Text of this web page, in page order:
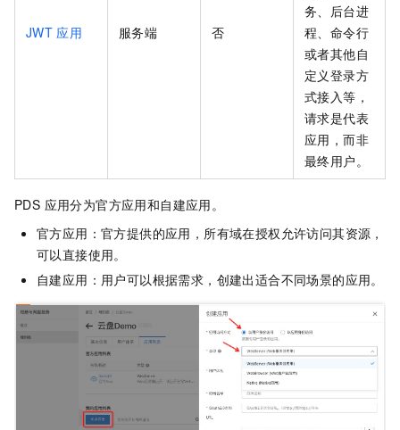
JWT 应用 服务端 否
务、后台进
程、命令行
或者其他自
定义登录方
式接入等，
请求是代表
应用，而非
最终用户。
PDS 应用分为官方应用和自建应用。
官方应用：官方提供的应用，所有域在授权允许访问其资源，
可以直接使用。
自建应用：用户可以根据需求，创建出适合不同场景的应用。